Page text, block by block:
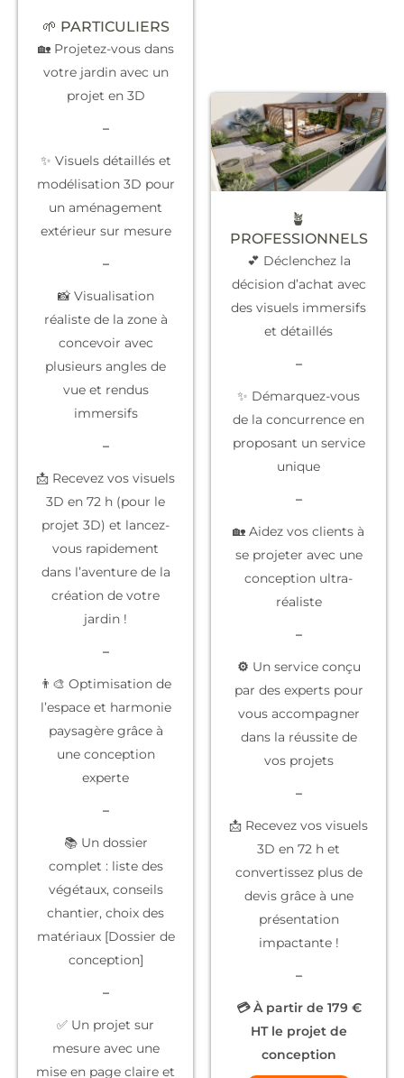
🌱 PARTICULIERS
🏡 Projetez-vous dans
votre jardin avec un
projet en 3D
–
✨ Visuels détaillés et
modélisation 3D pour
un aménagement
extérieur sur mesure
–
📸 Visualisation
réaliste de la zone à
concevoir avec
plusieurs angles de
vue et rendus
immersifs
–
📩 Recevez vos visuels
3D en 72 h (pour le
projet 3D) et lancez-
vous rapidement
dans l’aventure de la
création de votre
jardin !
–
👨‍🎨 Optimisation de
l’espace et harmonie
paysagère grâce à
une conception
experte
–
📚 Un dossier
complet : liste des
végétaux, conseils
chantier, choix des
matériaux [Dossier de
conception]
–
✅ Un projet sur
mesureavec une
mise en page claire et
🪴
PROFESSIONNELS
💕 Déclenchez la
décision d’achat avec
des visuels immersifs
et détaillés
–
✨ Démarquez-vous
de la concurrence en
proposant un service
unique
–
🏡 Aidez vos clients à
se projeter avec une
conception ultra-
réaliste
–
⚙️ Un service conçu
par des expertspour
vous accompagner
dans la réussite de
vos projets
–
📩 Recevez vos visuels
3D en 72 h et
convertissez plus de
devis grâce à une
présentation
impactante !
–
💳 À partir de 179 €
HT le projet de
conception